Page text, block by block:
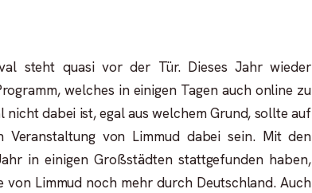
steht quasi vor der Tür. Dieses Jahr wieder
welches in einigen Tagen auch online zu
nicht dabei ist, egal aus welchem Grund, sollte auf
Veranstaltung von Limmud dabei sein. Mit den
in einigen Großstädten stattgefunden haben,
Limmud noch mehr durch Deutschland. Auch